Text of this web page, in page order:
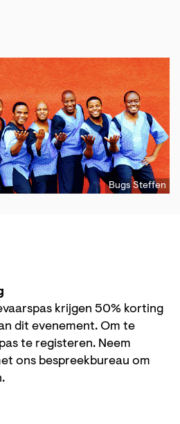
Bugs Steffen
krijgen 50% korting
dit evenement. Om te
te registeren. Neem
ons bespreekbureau om